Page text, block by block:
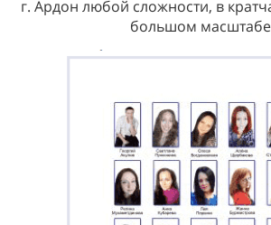
г. Ардон любой сложности, в
большом